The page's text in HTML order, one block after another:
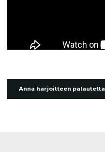
Anna harjoitteen palautetta